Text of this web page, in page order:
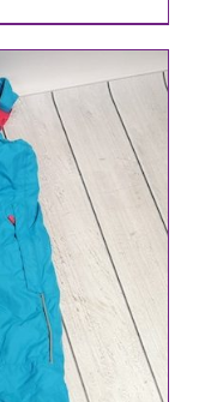
DETAILS
Preis
3,20 €.